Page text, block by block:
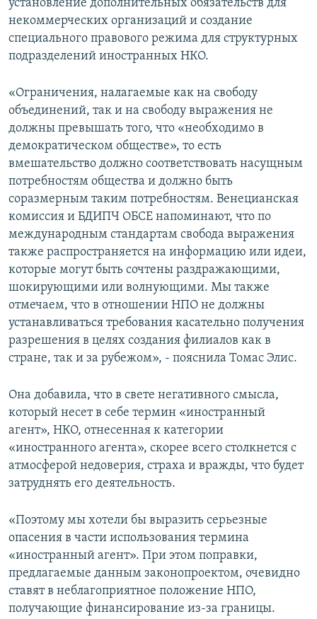
установление дополнительных обязательств для
некоммерческих организаций и создание
специального правового режима для структурных
подразделений иностранных НКО.
«Ограничения, налагаемые как на свободу
объединений, так и на свободу выражения не
должны превышать того, что «необходимо в
демократическом обществе», то есть
вмешательство должно соответствовать насущным
потребностям общества и должно быть
соразмерным таким потребностям. Венецианская
комиссия и БДИПЧ ОБСЕ напоминают, что по
международным стандартам свобода выражения
также распространяется на информацию или идеи,
которые могут быть сочтены раздражающими,
шокирующими или волнующими. Мы также
отмечаем, что в отношении НПО не должны
устанавливаться требования касательно получения
разрешения в целях создания филиалов как в
стране, так и за рубежом», - пояснила Томас Элис.
Она добавила, что в свете негативного смысла,
который несет в себе термин «иностранный
агент», НКО, отнесенная к категории
«иностранного агента», скорее всего столкнется с
атмосферой недоверия, страха и вражды, что будет
затруднять его деятельность.
«Поэтому мы хотели бы выразить серьезные
опасения в части использования термина
«иностранный агент». При этом поправки,
предлагаемые данным законопроектом, очевидно
ставят в неблагоприятное положение НПО,
получающие финансирование из-за границы.